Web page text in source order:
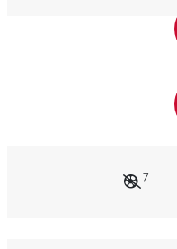
7